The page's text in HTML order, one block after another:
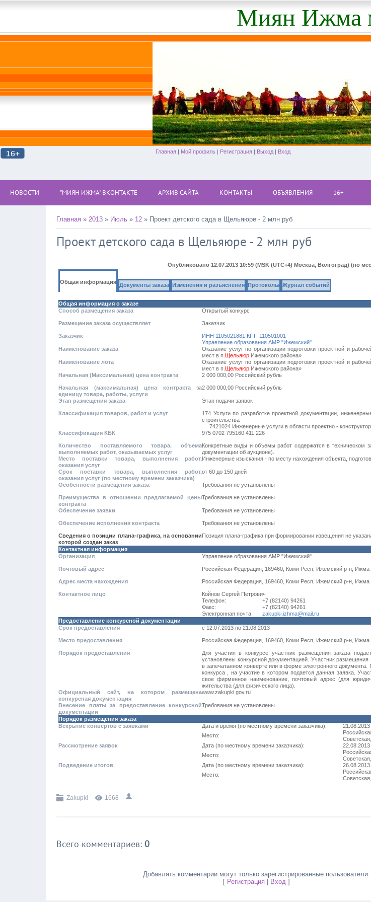
Миян Ижма
Главная | Мой профиль | Регистрация | Выход | Вход
НОВОСТИ "МИЯН ИЖМА" ВКОНТАКТЕ АРХИВ САЙТА КОНТАКТЫ ОБЪЯВЛЕНИЯ 16+
Главная » 2013 » Июль » 12 » Проект детского сада в Щельяюре - 2 млн руб
Проект детского сада в Щельяюре - 2 млн руб
Опубликовано 12.07.2013 10:59 (MSK (UTC+4) Москва, Волгоград) (по
Общая информация Документы заказа Изменения и разъяснения Протоколы Журнал событий
Общая информация о заказе
Способ размещения заказа
Открытый конкурс
Размещение заказа осуществляет Заказчик
Заказчик
ИНН 1105021881 КПП 110501001
Управление образования АМР "Ижемский"
Наименование заказа
Оказание услуг по организации подготовки проектной и
мест в п. Щельяюр Ижемского района»
Наименование лота
Оказание услуг по организации подготовки проектной и
мест в п. Щельяюр Ижемского района»
Начальная (Максимальная) цена контракта
2 000 000,00 Российский рубль
Начальная (максимальная) цена контракта за
единицу товара, работы, услуги
2 000 000,00 Российский рубль
Этап размещения заказа Этап подачи заявок
Классификация товаров, работ и услуг
174 Услуги по разработке проектной документации,
строительства
7421024 Инженерные услуги в области проектно -
Классификация КБК
975 0702 795160 411 226
Количество поставляемого товара, объема
выполняемых работ, оказываемых услуг
Конкретные виды и объемы работ содержатся в техническом
документации об аукционе).
Место поставки товара, выполнения работ,
оказания услуг
Инженерные изыскания - по месту нахождения объекта,
Срок поставки товара, выполнения работ,
оказания услуг (по местному времени заказчика)
от 60 до 150 дней
Особенности размещения заказа Требования не установлены
Преимущества в отношении предлагаемой цены
контракта
Требования не установлены
Обеспечение заявки Требования не установлены
Обеспечение исполнения контракта Требования не установлены
Сведения о позиции плана-графика, на основании
которой создан заказ
Позиция плана-графика при формировании извещения не
Контактная информация
Организация
Управление образования АМР "Ижемский"
Почтовый адрес Российская Федерация, 169460, Коми Респ, Ижемский р-н, Ижма
Адрес места нахождения Российская Федерация, 169460, Коми Респ, Ижемский р-н, Ижма
Контактное лицо
Койнов Сергей Петрович
Телефон:
+7 (82140) 94261
Факс:
+7 (82140) 94261
Электронная почта:
zakupki.izhma@mail.ru
Предоставление конкурсной документации
Срок предоставления
с 12.07.2013 по 21.08.2013
Место предоставления Российская Федерация, 169460, Коми Респ, Ижемский р-н, Ижма
Порядок предоставления
Для участия в конкурсе участник размещения заказа
установлены конкурсной документацией. Участник
в запечатанном конверте или в форме электронного
конкурса , на участие в котором подается данная заявка.
свое фирменное наименование, почтовый адрес (для
жительства (для физического лица).
Официальный сайт, на котором размещена
конкурсная документация
www.zakupki.gov.ru
Внесение платы за предоставление конкурсной
документации
Требования не установлены
Порядок размещения заказа
Вскрытие конвертов с заявками
Дата и время (по местному времени заказчика):
Место:
Рассмотрение заявок
Дата (по местному времени заказчика):
22.08.2013
Место:
Подведение итогов
Дата (по местному времени заказчика):
26.08.2013
Место:
Zakupki 1668
Всего комментариев: 0
Добавлять комментарии могут только зарегистрированные пользователи.
[ Регистрация Вход ]